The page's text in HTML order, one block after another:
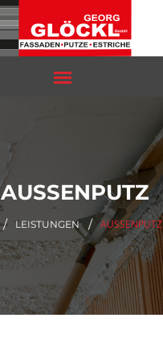
AUSSENPUTZ
LEISTUNGEN AUSSENPUTZ